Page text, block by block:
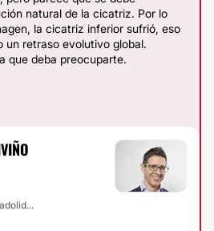
natural de la cicatriz. Por lo
la cicatriz inferior sufrió, eso
un retraso evolutivo global.
que deba preocuparte.